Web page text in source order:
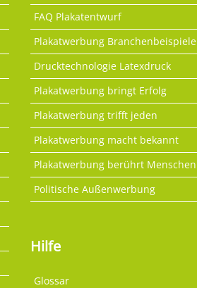
FAQ Plakatentwurf
Plakatwerbung Branchenbeispiele
Drucktechnologie Latexdruck
Plakatwerbung bringt Erfolg
Plakatwerbung trifft jeden
Plakatwerbung macht bekannt
Plakatwerbung berührt Menschen
Politische Außenwerbung
Hilfe
Glossar